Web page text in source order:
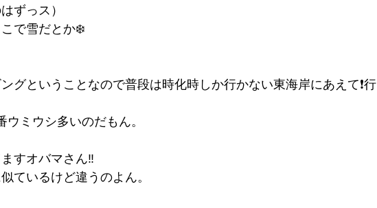
島探検
ずっス）
で雪だとか❄️
グということなので普段は時化時しか行かない東海岸にあえて❗️行
ミウシ多いのだもん。
すオバマさん‼️
ているけど違うのよん。